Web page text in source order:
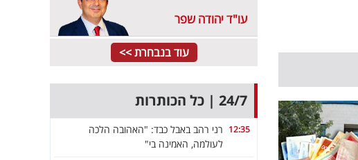
עו"ד יהודה שפר
עוד בנבחרת >>
24/7 | כל הכותרות
12:35 רני רהב באבל כבד: "האהובה הלכה
לעולמה, האמינה בי"